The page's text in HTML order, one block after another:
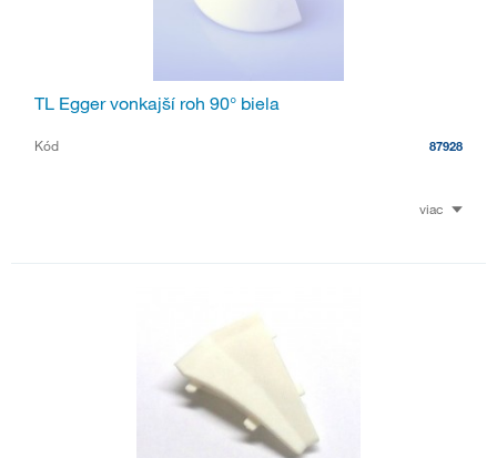
TL Egger vonkajší roh 90° biela
Kód 87928
viac